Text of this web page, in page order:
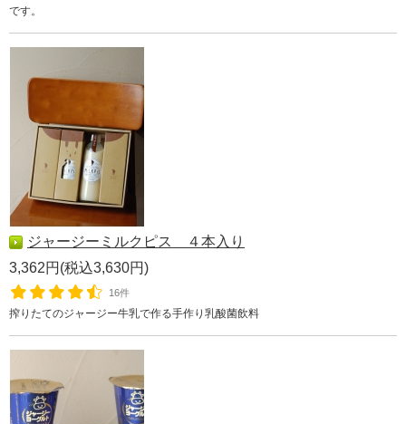
です。
ジャージーミルクピス ４本入り
3,362円(税込3,630円)
16件
搾りたてのジャージー牛乳で作る手作り乳酸菌飲料